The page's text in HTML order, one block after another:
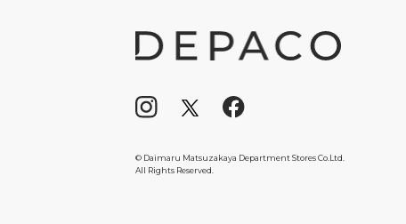
© Daimaru Matsuzakaya Department Stores Co.Ltd.
All Rights Reserved.